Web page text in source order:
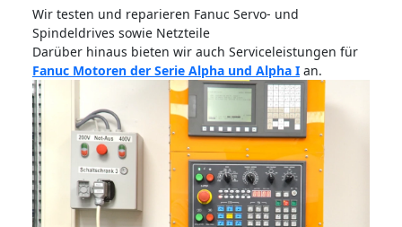
Wir testen und reparieren Fanuc Servo- und
Spindeldrives sowie Netzteile
Darüber hinaus bieten wir auch Serviceleistungen für
Fanuc Motoren der Serie Alpha und Alpha I an.